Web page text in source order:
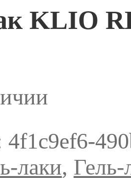
KLIO
4f1c9ef6-
лаки,